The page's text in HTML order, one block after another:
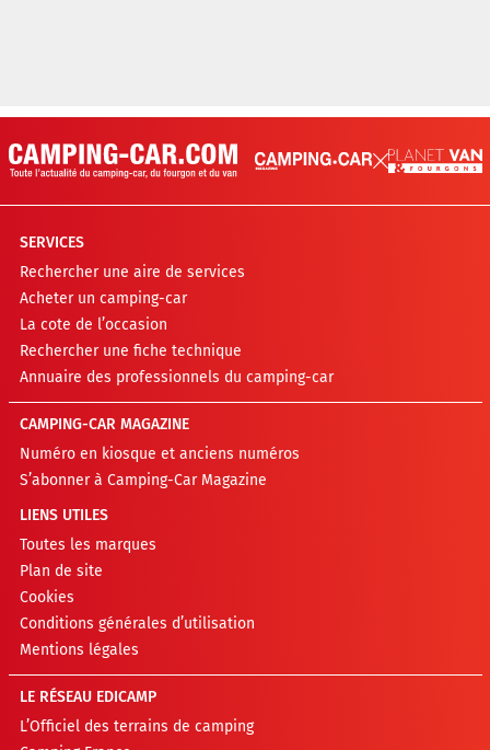
SERVICES
Rechercher une aire de services
Acheter un camping-car
La cote de l’occasion
Rechercher une fiche technique
Annuaire des professionnels du camping-car
CAMPING-CAR MAGAZINE
Numéro en kiosque et anciens numéros
S’abonner à Camping-Car Magazine
LIENS UTILES
Toutes les marques
Plan de site
Cookies
Conditions générales d’utilisation
Mentions légales
LE RÉSEAU EDICAMP
L’Officiel des terrains de camping